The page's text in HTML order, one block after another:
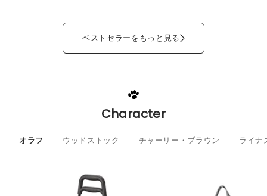
ベストセラーをもっと見る
Character
オラフ ウッドストック チャーリー・ブラウン ライナ